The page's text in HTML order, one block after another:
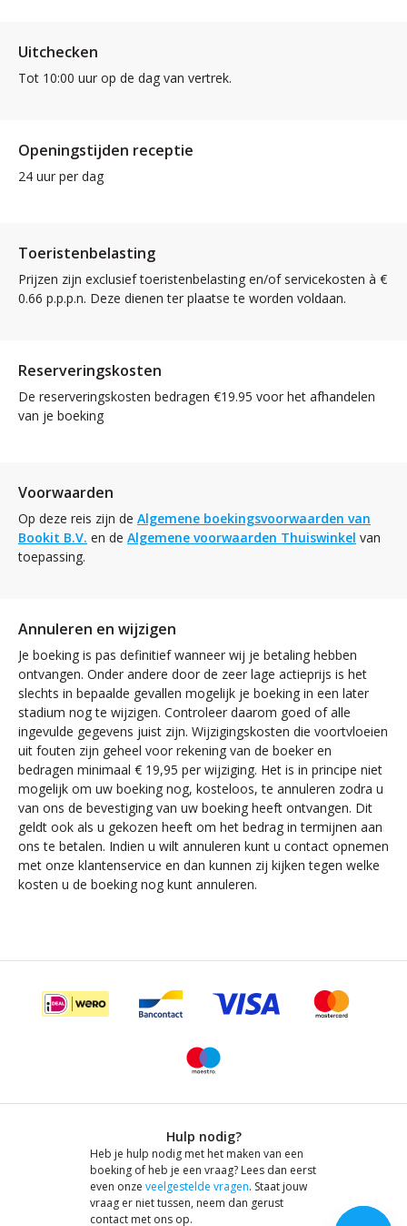
Uitchecken
Tot 10:00 uur op de dag van vertrek.
Openingstijden receptie
24 uur per dag
Toeristenbelasting
Prijzen zijn exclusief toeristenbelasting en/of servicekosten à €
0.66 p.p.p.n. Deze dienen ter plaatse te worden voldaan.
Reserveringskosten
De reserveringskosten bedragen €19.95 voor het afhandelen
van je boeking
Voorwaarden
Op deze reis zijn de Algemene boekingsvoorwaarden van
Bookit B.V. en de Algemene voorwaarden Thuiswinkel van
toepassing.
Annuleren en wijzigen
Je boeking is pas definitief wanneer wij je betaling hebben
ontvangen. Onder andere door de zeer lage actieprijs is het
slechts in bepaalde gevallen mogelijk je boeking in een later
stadium nog te wijzigen. Controleer daarom goed of alle
ingevulde gegevens juist zijn. Wijzigingskosten die voortvloeien
uit fouten zijn geheel voor rekening van de boeker en
bedragen minimaal € 19,95 per wijziging. Het is in principe niet
mogelijk om uw boeking nog, kosteloos, te annuleren zodra u
van ons de bevestiging van uw boeking heeft ontvangen. Dit
geldt ook als u gekozen heeft om het bedrag in termijnen aan
ons te betalen. Indien u wilt annuleren kunt u contact opnemen
met onze klantenservice en dan kunnen zij kijken tegen welke
kosten u de boeking nog kunt annuleren.
Hulp nodig?
Heb je hulp nodig met het maken van een
boeking of heb je een vraag? Lees dan eerst
even onze veelgestelde vragen. Staat jouw
vraag er niet tussen, neem dan gerust
contact met ons op.